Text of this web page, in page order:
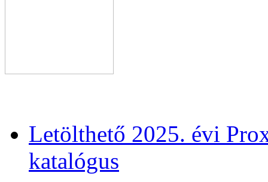
Letölthető 2025. évi
katalógus